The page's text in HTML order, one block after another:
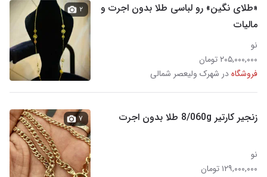
«طلای نگین» رو لباسی طلا بدون اجرت و
مالیات
نو
۲۰۵,۰۰۰,۰۰۰ تومان
فروشگاهدر شهرک ولیعصر شمالی
۲
زنجیر کارتیر 8/060g طلا بدون اجرت
نو
۱۲۹,۰۰۰,۰۰۰ تومان
۷